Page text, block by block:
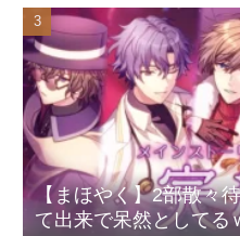
【まほやく】2部散々
て出来で呆然としてる